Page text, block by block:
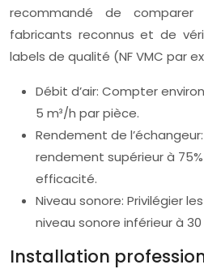
recommandé de comparer
fabricants reconnus et de
labels de qualité (NF VMC par
Débit d’air: Compter
5 m³/h par pièce.
Rendement de
rendement supérieur à
efficacité.
Niveau sonore: Privilégier
niveau sonore inférieur à 30
Installation